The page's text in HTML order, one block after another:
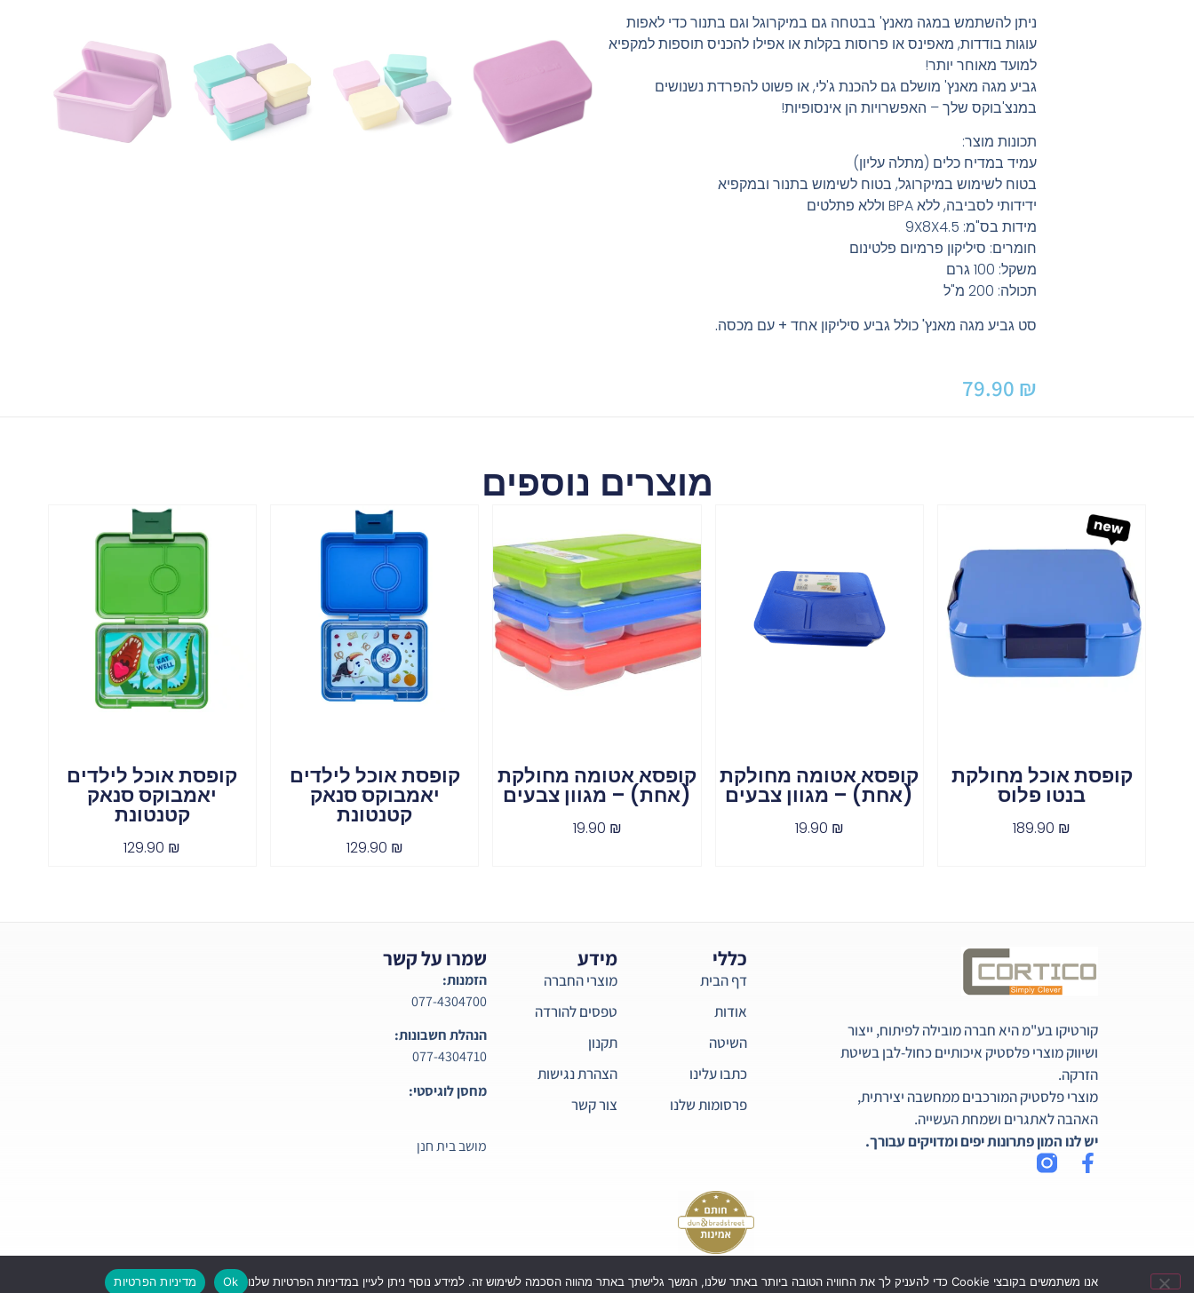
ניתן להשתמש במגה מאנץ' בבטחה גם במיקרוגל וגם בתנור כדי לאפות
עוגות בודדות, מאפינס או פרוסות בקלות או אפילו להכניס תוספות למקפיא
למועד מאוחר יותר!
גביע מגה מאנץ' מושלם גם להכנת ג'לי, או פשוט להפרדת נשנושים
במנצ'בוקס שלך – האפשרויות הן אינסופיות!
תכונות מוצר:
עמיד במדיח כלים (מתלה עליון)
בטוח לשימוש במיקרוגל, בטוח לשימוש בתנור ובמקפיא
ידידותי לסביבה, ללא BPA וללא פתלטים
מידות בס"מ: 9X8X4.5
חומרים: סיליקון פרמיום פלטינום
משקל: 100 גרם
תכולה: 200 מ"ל
סט גביע מגה מאנץ' כולל גביע סיליקון אחד + עם מכסה.
79.90 ₪
מוצרים נוספים
קופסת אוכל מחולקת
בנטו פלוס
189.90 ₪
קופסא אטומה מחולקת
(אחת) – מגוון צבעים
19.90 ₪
קופסא אטומה מחולקת
(אחת) – מגוון צבעים
19.90 ₪
קופסת אוכל לילדים
יאמבוקס סנאק
קטנטונת
129.90 ₪
קופסת אוכל לילדים
יאמבוקס סנאק
קטנטונת
129.90 ₪
קורטיקו בע"מ היא חברה מובילה לפיתוח, ייצור
ושיווק מוצרי פלסטיק איכותיים כחול-לבן בשיטת
הזרקה.
מוצרי פלסטיק המורכבים ממחשבה יצירתית,
האהבה לאתגרים ושמחת העשייה.
יש לנו המון פתרונות יפים ומדויקים עבורך.
כללי
דף הבית
אודות
השיטה
כתבו עלינו
פרסומות שלנו
מידע
מוצרי החברה
טפסים להורדה
תקנון
הצהרת נגישות
צור קשר
שמרו על קשר
הזמנות:
077-4304700
הנהלת חשבונות:
077-4304710
מחסן לוגיסטי:
מושב בית חנן
אנו משתמשים בקובצי Cookie כדי להעניק לך את החוויה הטובה ביותר באתר שלנו, המשך גלישתך באתר מהווה הסכמה לשימוש זה. למידע נוסף ניתן לעיין במדיניות הפרטיות שלנו Ok מדיניות הפרטיות